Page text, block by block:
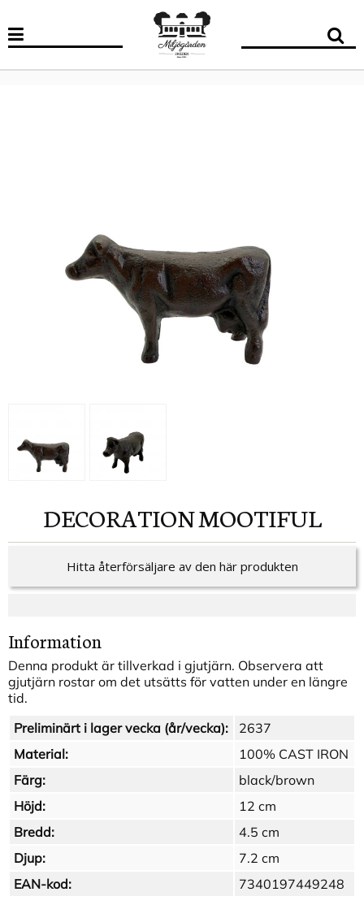
DECORATION MOOTIFUL
Hitta återförsäljare av den här produkten
Information
Denna produkt är tillverkad i gjutjärn. Observera att
gjutjärn rostar om det utsätts för vatten under en längre
tid.
Preliminärt i lager vecka (år/vecka):
2637
Material:
100% CAST IRON
Färg:
black/brown
Höjd:
12 cm
Bredd:
4.5 cm
Djup:
7.2 cm
EAN-kod:
7340197449248